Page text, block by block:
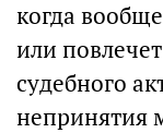
когда
или
судебного
непринятия